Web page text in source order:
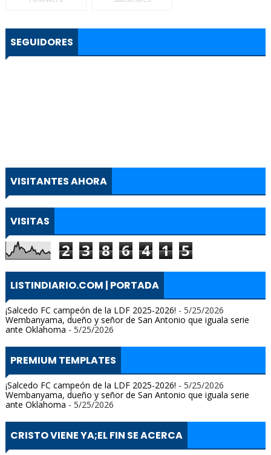
SEGUIDORES
VISITANTES AHORA
VISITAS
2 3 8 6 4 1 5
LISTINDIARIO.COM | PORTADA
¡Salcedo FC campeón de la LDF 2025-2026! - 5/25/2026
Wembanyama, dueño y señor de San Antonio que iguala serie
ante Oklahoma - 5/25/2026
PREMIUM TEMPLATES
¡Salcedo FC campeón de la LDF 2025-2026! - 5/25/2026
Wembanyama, dueño y señor de San Antonio que iguala serie
ante Oklahoma - 5/25/2026
CRISTO VIENE YA;EL FIN SE ACERCA